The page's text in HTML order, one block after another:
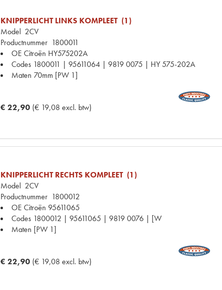
KNIPPERLICHT LINKS KOMPLEET (1)
Model 2CV
Productnummer 1800011
OE Citroën HY575202A
Codes 1800011 | 95611064 | 9819 0075 | HY 575-202A
Maten 70mm [PW 1]
€ 22,90 (€ 19,08 excl. btw)
KNIPPERLICHT RECHTS KOMPLEET (1)
Model 2CV
Productnummer 1800012
OE Citroën 95611065
Codes 1800012 | 95611065 | 9819 0076 | [W
Maten [PW 1]
€ 22,90 (€ 19,08 excl. btw)